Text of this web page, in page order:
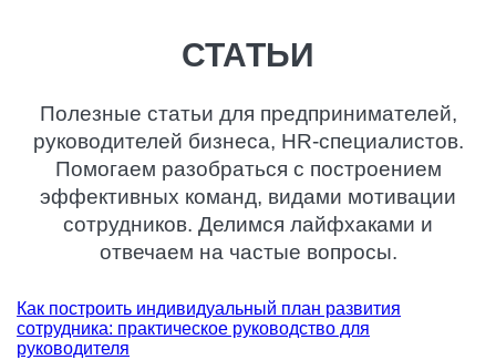
СТАТЬИ
Полезные статьи для предпринимателей,
руководителей бизнеса, HR-специалистов.
Помогаем разобраться с построением
эффективных команд, видами мотивации
сотрудников. Делимся лайфхаками и
отвечаем на частые вопросы.
Как построить индивидуальный план развития
сотрудника: практическое руководство для
руководителя